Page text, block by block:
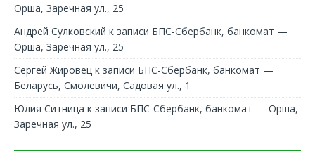
Орша, Заречная ул., 25
Андрей Сулковский к записи БПС-Сбербанк, банкомат —
Орша, Заречная ул., 25
Сергей Жировец к записи БПС-Сбербанк, банкомат —
Беларусь, Смолевичи, Садовая ул., 1
Юлия Ситница к записи БПС-Сбербанк, банкомат — Орша,
Заречная ул., 25